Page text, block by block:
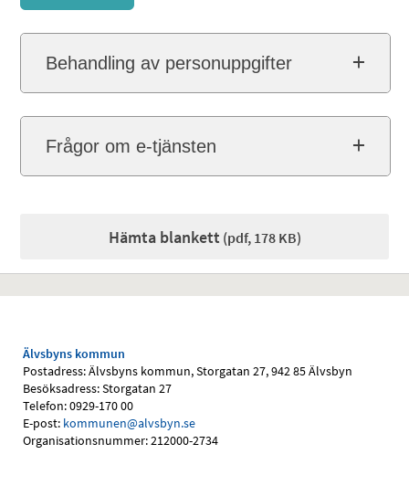
Behandling av personuppgifter
Frågor om e-tjänsten
Hämta blankett (pdf, 178 KB)
Älvsbyns kommun
Postadress: Älvsbyns kommun, Storgatan 27, 942 85 Älvsbyn
Besöksadress: Storgatan 27
Telefon: 0929-170 00
E-post: kommunen@alvsbyn.se
Organisationsnummer: 212000-2734